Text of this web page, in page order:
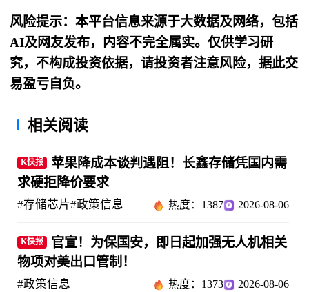
风险提示：本平台信息来源于大数据及网络，包括
AI及网友发布，内容不完全属实。仅供学习研
究，不构成投资依据，请投资者注意风险，据此交
易盈亏自负。
相关阅读
K快报
苹果降成本谈判遇阻！长鑫存储凭国内需
求硬拒降价要求
#存储芯片#政策信息 热度：1387 2026-08-06
K快报
官宣！为保国安，即日起加强无人机相关
物项对美出口管制！
#政策信息 热度：1373 2026-08-06